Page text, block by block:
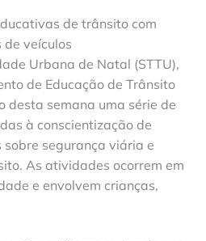
de trânsito com
de veículos
Urbana de Natal (STTU),
de Educação de Trânsito
desta semana uma série de
à conscientização de
segurança viária e
As atividades ocorrem em
e envolvem crianças,